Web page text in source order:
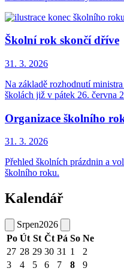
Školní rok skončí dříve
31. 3. 2026
Na základě rozhodnutí
školách již v pátek 26. června
Organizace školního
31. 3. 2026
Přehled školních prázdnin a
školního roku.
Kalendář
Srpen2026
Po Út St Čt Pá So Ne
27 28 29 30 31 1
2
3
4 5 6 7 8
9